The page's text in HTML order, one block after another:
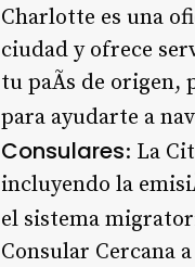
Charlotte es una
ciudad y ofrece
tu paÃ­s de origen,
para ayudarte a
Consulares: La
incluyendo la
el sistema
Consular Cercana